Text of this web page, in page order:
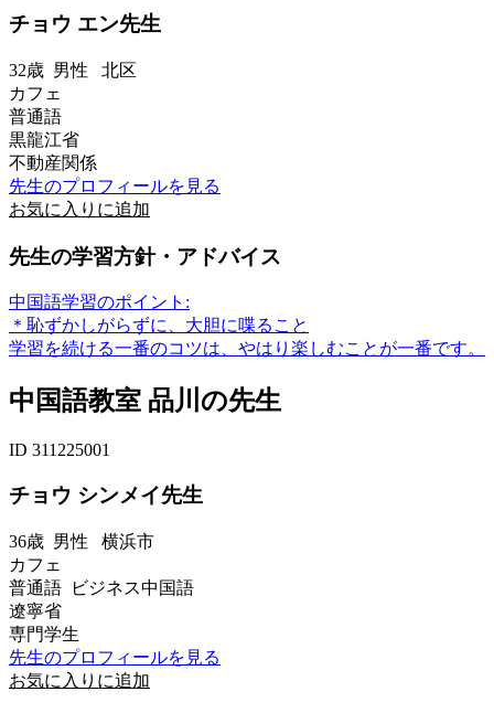
チョウ エン先生
32歳 男性 北区
カフェ
普通語
黒龍江省
不動産関係
先生のプロフィールを見る
お気に入りに追加
先生の学習方針・アドバイス
中国語学習のポイント:
＊恥ずかしがらずに、大胆に喋ること
学習を続ける一番のコツは、やはり楽しむことが一番です。
中国語教室 品川の先生
ID 311225001
チョウ シンメイ先生
36歳 男性 横浜市
カフェ
普通語 ビジネス中国語
遼寧省
専門学生
先生のプロフィールを見る
お気に入りに追加